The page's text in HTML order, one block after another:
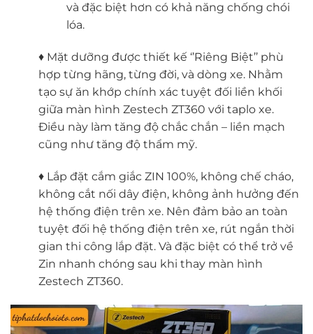
và đặc biệt hơn có khả năng chống chói
lóa.
♦ Mặt dưỡng được thiết kế ‘’Riêng Biệt’’ phù
hợp từng hãng, từng đời, và dòng xe. Nhằm
tạo sự ăn khớp chính xác tuyệt đối liền khối
giữa màn hình Zestech ZT360 với taplo xe.
Điều này làm tăng độ chắc chắn – liền mạch
cũng như tăng độ thẩm mỹ.
♦ Lắp đặt cắm giắc ZIN 100%, không chế cháo,
không cắt nối dây điện, không ảnh hưởng đến
hệ thống điện trên xe. Nên đảm bảo an toàn
tuyệt đối hệ thống điện trên xe, rút ngắn thời
gian thi công lắp đặt. Và đặc biệt có thể trở về
Zin nhanh chóng sau khi thay màn hình
Zestech ZT360.